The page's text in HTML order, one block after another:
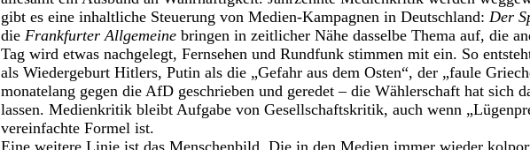
gibt es eine inhaltliche Steuerung von Medien-Kampagnen in Deutschland: Der
die Frankfurter Allgemeine bringen in zeitlicher Nähe dasselbe Thema auf, die
Tag wird etwas nachgelegt, Fernsehen und Rundfunk stimmen mit ein. So
als Wiedergeburt Hitlers, Putin als die „Gefahr aus dem Osten“, der „faule
monatelang gegen die AfD geschrieben und geredet – die Wählerschaft hat sich
lassen. Medienkritik bleibt Aufgabe von Gesellschaftskritik, auch wenn
vereinfachte Formel ist.
Eine weitere Linie ist das Menschenbild. Die in den Medien immer wieder